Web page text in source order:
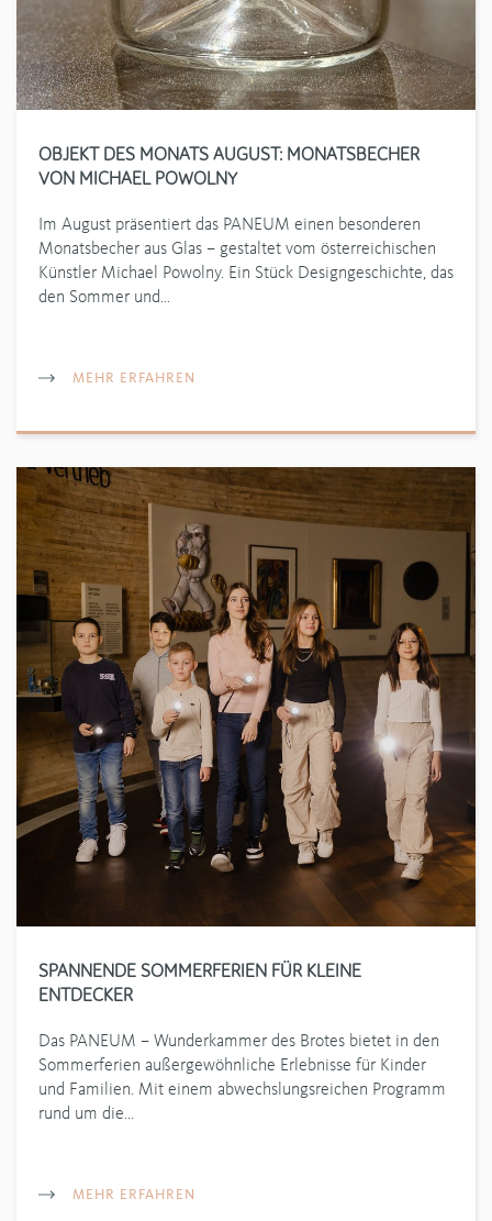
OBJEKT DES MONATS AUGUST: MONATSBECHER
VON MICHAEL POWOLNY
Im August präsentiert das PANEUM einen besonderen
Monatsbecher aus Glas – gestaltet vom österreichischen
Künstler Michael Powolny. Ein Stück Designgeschichte, das
den Sommer und…
MEHR ERFAHREN
SPANNENDE SOMMERFERIEN FÜR KLEINE
ENTDECKER
Das PANEUM – Wunderkammer des Brotes bietet in den
Sommerferien außergewöhnliche Erlebnisse für Kinder
und Familien. Mit einem abwechslungsreichen Programm
rund um die…
MEHR ERFAHREN